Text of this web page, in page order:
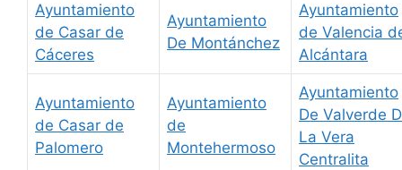
Ayuntamiento
de Casar de
Cáceres
Ayuntamiento
De Montánchez
Ayuntamiento
de Valencia
Alcántara
Ayuntamiento
de Casar de
Palomero
Ayuntamiento
de
Montehermoso
Ayuntamiento
De Valverde
La Vera
Centralita